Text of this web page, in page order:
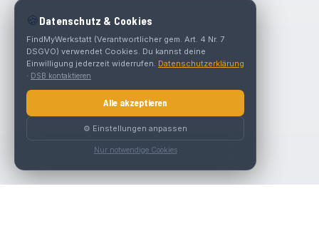
🍪 Datenschutz & Cookies
FindMyWerkstatt (Verantwortlicher gem. Art. 4 Nr. 7
DSGVO) verwendet Cookies. Du kannst deine
Einwilligung jederzeit widerrufen. Datenschutzerklärung
· DSB kontaktieren
Alle akzeptieren
⚙️ Einstellungen anpassen
Nur notwendige Cookies